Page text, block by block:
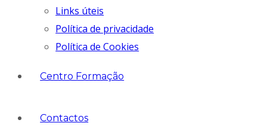
Links úteis
Política de privacidade
Política de Cookies
Centro Formação
Contactos